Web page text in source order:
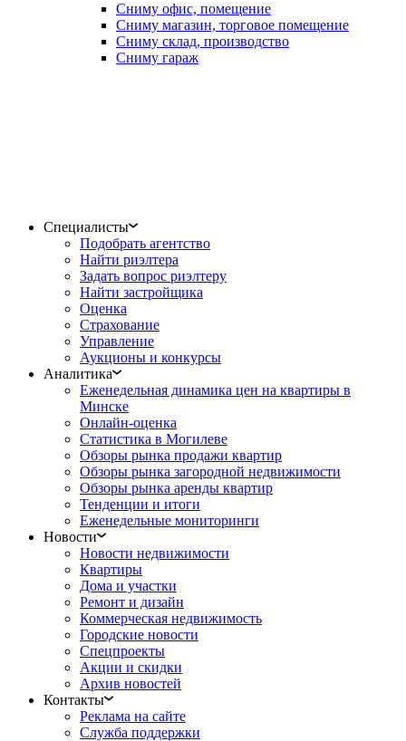
Сниму офис, помещение
Сниму магазин, торговое помещение
Сниму склад, производство
Сниму гараж
Специалисты
Подобрать агентство
Найти риэлтера
Задать вопрос риэлтеру
Найти застройщика
Оценка
Страхование
Управление
Аукционы и конкурсы
Аналитика
Еженедельная динамика цен на квартиры в
Минске
Онлайн-оценка
Статистика в Могилеве
Обзоры рынка продажи квартир
Обзоры рынка загородной недвижимости
Обзоры рынка аренды квартир
Тенденции и итоги
Еженедельные мониторинги
Новости
Новости недвижимости
Квартиры
Дома и участки
Ремонт и дизайн
Коммерческая недвижимость
Городские новости
Спецпроекты
Акции и скидки
Архив новостей
Контакты
Реклама на сайте
Служба поддержки